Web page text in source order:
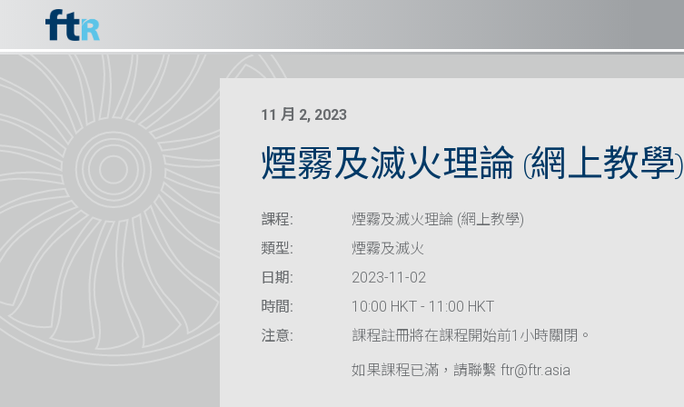
11 月 2, 2023
煙霧及滅火理論 (網上教學)
課程:
煙霧及滅火理論 (網上教學)
類型:
煙霧及滅火
日期:
2023-11-02
時間:
10:00 HKT - 11:00 HKT
注意:
課程註冊將在課程開始前1小時關閉。
如果課程已滿，請聯繫 ftr@ftr.asia